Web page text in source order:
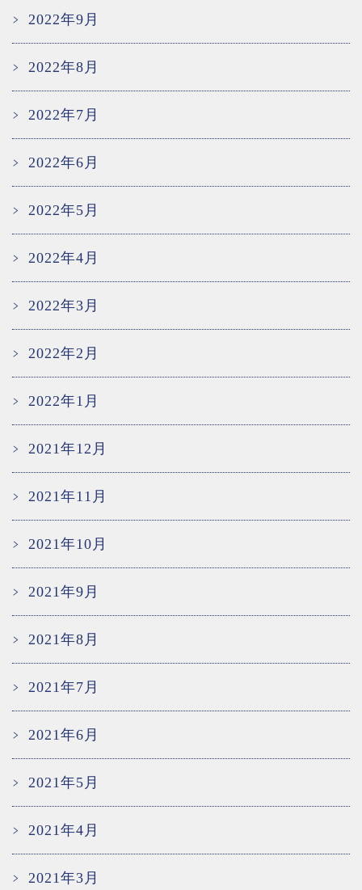
2022年9月
2022年8月
2022年7月
2022年6月
2022年5月
2022年4月
2022年3月
2022年2月
2022年1月
2021年12月
2021年11月
2021年10月
2021年9月
2021年8月
2021年7月
2021年6月
2021年5月
2021年4月
2021年3月